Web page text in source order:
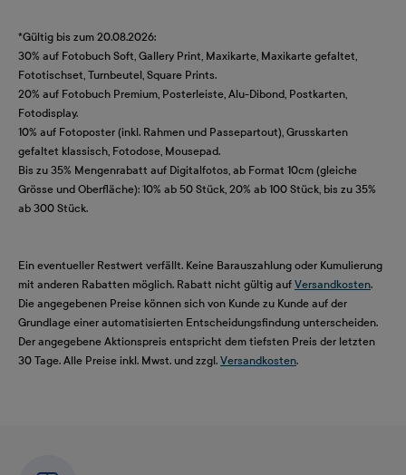
*Gültig bis zum 20.08.2026:
30% auf Fotobuch Soft, Gallery Print, Maxikarte, Maxikarte gefaltet,
Fototischset, Turnbeutel, Square Prints.
20% auf Fotobuch Premium, Posterleiste, Alu-Dibond, Postkarten,
Fotodisplay.
10% auf Fotoposter (inkl. Rahmen und Passepartout), Grusskarten
gefaltet klassisch, Fotodose, Mousepad.
Bis zu 35% Mengenrabatt auf Digitalfotos, ab Format 10cm (gleiche
Grösse und Oberfläche): 10% ab 50 Stück, 20% ab 100 Stück, bis zu 35%
ab 300 Stück.
Ein eventueller Restwert verfällt. Keine Barauszahlung oder Kumulierung
mit anderen Rabatten möglich. Rabatt nicht gültig auf Versandkosten.
Die angegebenen Preise können sich von Kunde zu Kunde auf der
Grundlage einer automatisierten Entscheidungsfindung unterscheiden.
Der angegebene Aktionspreis entspricht dem tiefsten Preis der letzten
30 Tage. Alle Preise inkl. Mwst. und zzgl. Versandkosten.